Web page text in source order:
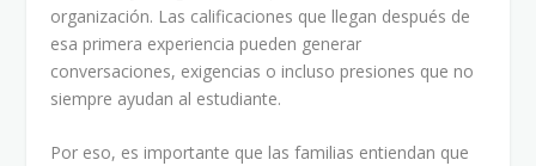
organización. Las calificaciones que llegan después de
esa primera experiencia pueden generar
conversaciones, exigencias o incluso presiones que no
siempre ayudan al estudiante.
Por eso, es importante que las familias entiendan que